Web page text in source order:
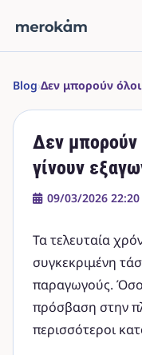
Blog›Δεν μπορούν
Δεν μπορούν
γίνουν
09/03/2026 22:20
Τα τελευταία
συγκεκριμένη
παραγωγούς.
πρόσβαση στην
περισσότεροι